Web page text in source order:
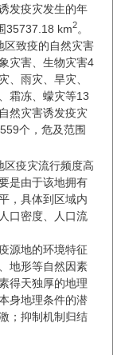
发疫灾发生的年
35737.18 km2。
区致疫的自然灾害
灾害、生物灾害4
、雨灾、旱灾、
霜冻、蠓灾等13
然灾害诱发疫灾
个，危及范围
区疫灾流行频度高
是由于该地拥有
，具体到区域内
口密度、人口流
源地的环境特征
地形等自然因素
得天独厚的地理
身地理条件的潜
；抑制机制归结